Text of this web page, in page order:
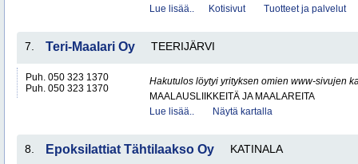
Lue lisää..
Kotisivut Tuotteet ja palvelut
7. Teri-Maalari Oy TEERIJÄRVI
Puh. 050 323 1370
Puh. 050 323 1370
Hakutulos löytyi yrityksen omien www-sivujen
MAALAUSLIIKKEITÄ JA MAALAREITA
Lue lisää..
Näytä kartalla
8. Epoksilattiat Tähtilaakso Oy KATINALA